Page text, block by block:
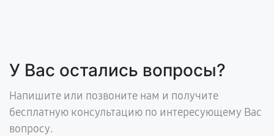
У Вас остались вопросы?
Напишите или позвоните нам и получите
бесплатную консультацию по интересующему Вас
вопросу.